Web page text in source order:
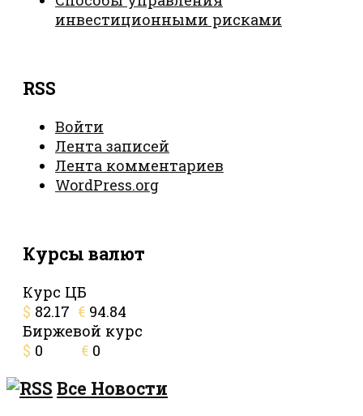
инвестиционными рисками
RSS
Войти
Лента записей
Лента комментариев
WordPress.org
Курсы валют
Курс ЦБ
$ 82.17 € 94.84
Биржевой курс
$ 0 € 0
Все Новости